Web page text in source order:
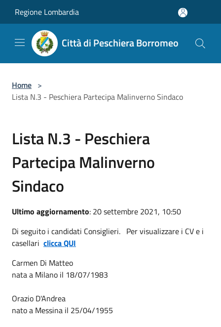
Regione Lombardia
Città di Peschiera Borromeo
Home >
Lista N.3 - Peschiera Partecipa Malinverno Sindaco
Lista N.3 - Peschiera
Partecipa Malinverno
Sindaco
Ultimo aggiornamento: 20 settembre 2021, 10:50
Di seguito i candidati Consiglieri. Per visualizzare i CV e i
casellari clicca QUI
Carmen Di Matteo
nata a Milano il 18/07/1983
Orazio D'Andrea
nato a Messina il 25/04/1955